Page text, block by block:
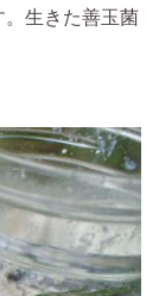
生きた善玉菌